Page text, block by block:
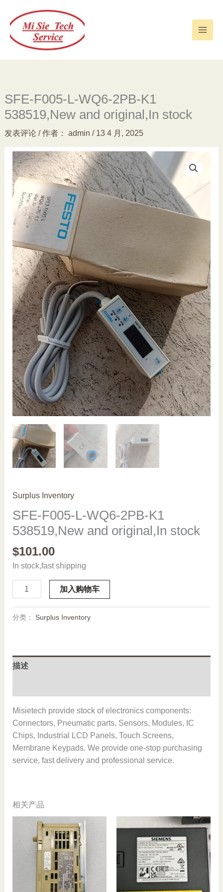
SFE-F005-L-WQ6-2PB-K1
538519,New and original,In stock
发表评论 / 作者： admin / 13 4 月, 2025
Surplus Inventory
SFE-F005-L-WQ6-2PB-K1
538519,New and original,In stock
$101.00
In stock,fast shipping
SFE-
F005-
WQ6-
538519,New
stock
数
量
加入购物车
分类： Surplus Inventory
描述
Misietech provide stock of electronics components:
Connectors, Pneumatic parts, Sensors, Modules, IC
Chips, Industrial LCD Panels, Touch Screens,
Membrane Keypads. We provide one-stop purchasing
service, fast delivery and professional service.
相关产品